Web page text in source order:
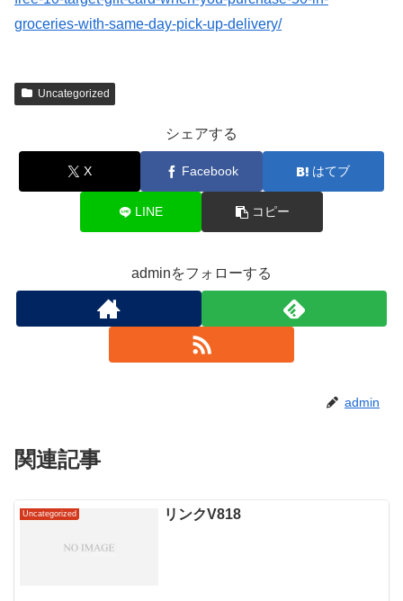
groceries-with-same-day-pick-up-delivery/
Uncategorized
シェアする
X Facebook はてブ
LINE コピー
adminをフォローする
admin
関連記事
Uncategorized リンクV818